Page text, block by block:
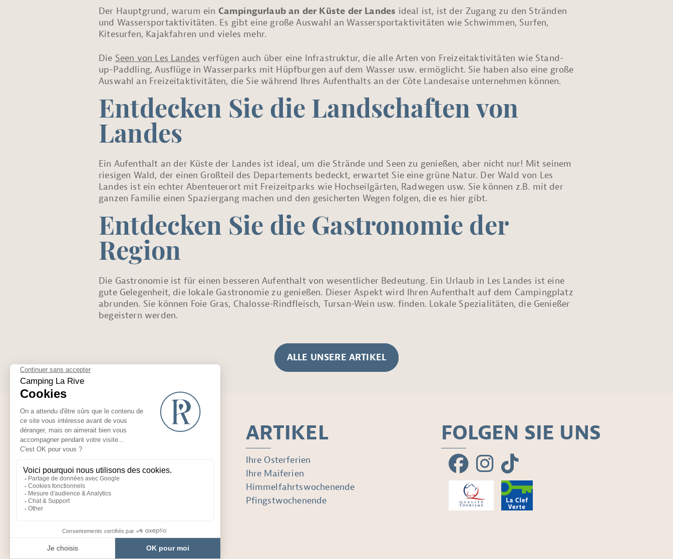
Der Hauptgrund, warum ein Campingurlaub an der Küste der Landes ideal ist, ist der Zugang zu den Stränden
und Wassersportaktivitäten. Es gibt eine große Auswahl an Wassersportaktivitäten wie Schwimmen, Surfen,
Kitesurfen, Kajakfahren und vieles mehr.
Die Seen von Les Landes verfügen auch über eine Infrastruktur, die alle Arten von Freizeitaktivitäten wie Stand-
up-Paddling, Ausflüge in Wasserparks mit Hüpfburgen auf dem Wasser usw. ermöglicht. Sie haben also eine große
Auswahl an Freizeitaktivitäten, die Sie während Ihres Aufenthalts an der Côte Landesaise unternehmen können.
Entdecken Sie die Landschaften von
Landes
Ein Aufenthalt an der Küste der Landes ist ideal, um die Strände und Seen zu genießen, aber nicht nur! Mit seinem
riesigen Wald, der einen Großteil des Departements bedeckt, erwartet Sie eine grüne Natur. Der Wald von Les
Landes ist ein echter Abenteuerort mit Freizeitparks wie Hochseilgärten, Radwegen usw. Sie können z.B. mit der
ganzen Familie einen Spaziergang machen und den gesicherten Wegen folgen, die es hier gibt.
Entdecken Sie die Gastronomie der
Region
Die Gastronomie ist für einen besseren Aufenthalt von wesentlicher Bedeutung. Ein Urlaub in Les Landes ist eine
gute Gelegenheit, die lokale Gastronomie zu genießen. Dieser Aspekt wird Ihren Aufenthalt auf dem Campingplatz
abrunden. Sie können Foie Gras, Chalosse-Rindfleisch, Tursan-Wein usw. finden. Lokale Spezialitäten, die Genießer
begeistern werden.
ALLE UNSERE ARTIKEL
KONTAKT
Biscarrosse
Camping :
+33 (0)5 58 78 12 33
Längengrad : -1.129973216560189
ARTIKEL
Ihre Osterferien
Ihre Maiferien
Himmelfahrtswochenende
Pfingstwochenende
FOLGEN SIE UNS